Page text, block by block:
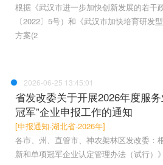
根据《武汉市进一步加快创新发展的若干
〔2022〕5号）和《武汉市加快培育研发
方案(2
2026-06-25 13:45:01
省发改委关于开展2026年度服务
冠军”企业申报工作的通知
[申报通知-湖北省-2026年]
各市、州、直管市、神农架林区发改委：
新和单项冠军企业认定管理办法（试行）